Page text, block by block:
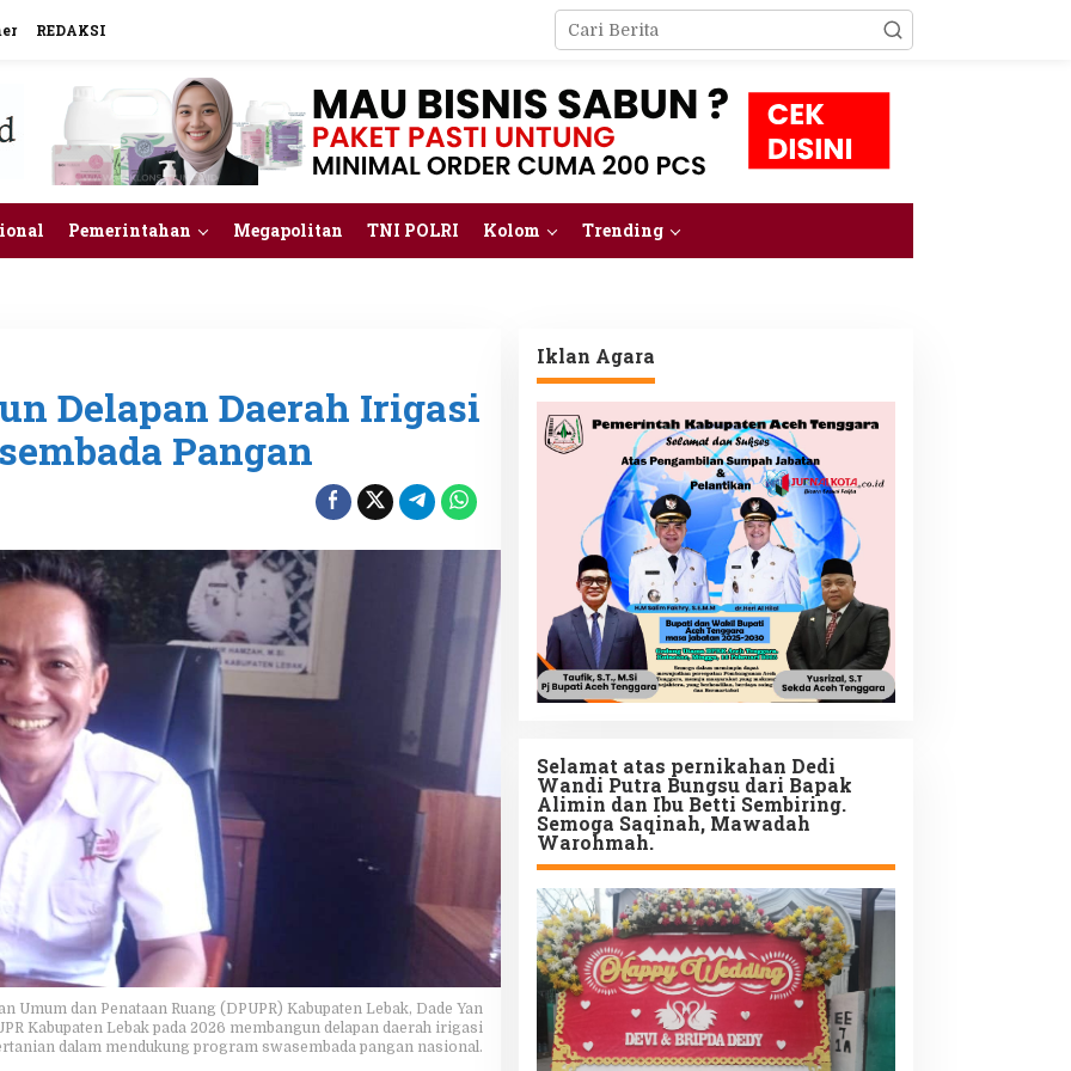
REDAKSI
Pemerintahan Megapolitan TNI POLRI Kolom Trending
Delapan Daerah Irigasi
Pangan
Umum dan Penataan Ruang (DPUPR) Kabupaten Lebak, Dade Yan
Kabupaten Lebak pada 2026 membangun delapan daerah irigasi
dalam mendukung program swasembada pangan nasional.
Iklan Agara
Selamat atas pernikahan Dedi
Wandi Putra Bungsu dari Bapak
Alimin dan Ibu Betti Sembiring.
Semoga Saqinah, Mawadah
Warohmah.